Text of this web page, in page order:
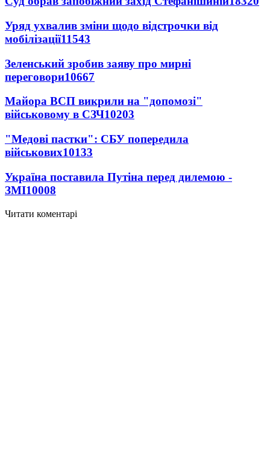
Уряд ухвалив зміни щодо відстрочки від
мобілізації11543
Зеленський зробив заяву про мирні
переговори10667
Майора ВСП викрили на "допомозі"
військовому в СЗЧ10203
"Медові пастки": СБУ попередила
військових10133
Україна поставила Путіна перед дилемою -
ЗМІ10008
Читати коментарі